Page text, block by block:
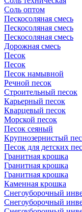
Соль оптом
Пескосоляная смесь
Пескосоляная смесь
Пескосоляная смесь
Дорожная смесь
Песок
Песок
Песок намывной
Речной песок
Строительный песок
Карьерный песок
Кварцевый песок
Морской песок
Песок сеяный
Крупнозернистый
Песок для детских
Гранитная крошка
Гранитная крошка
Гранитная крошка
Каменная крошка
Cнегоуборочный
Cнегоуборочный